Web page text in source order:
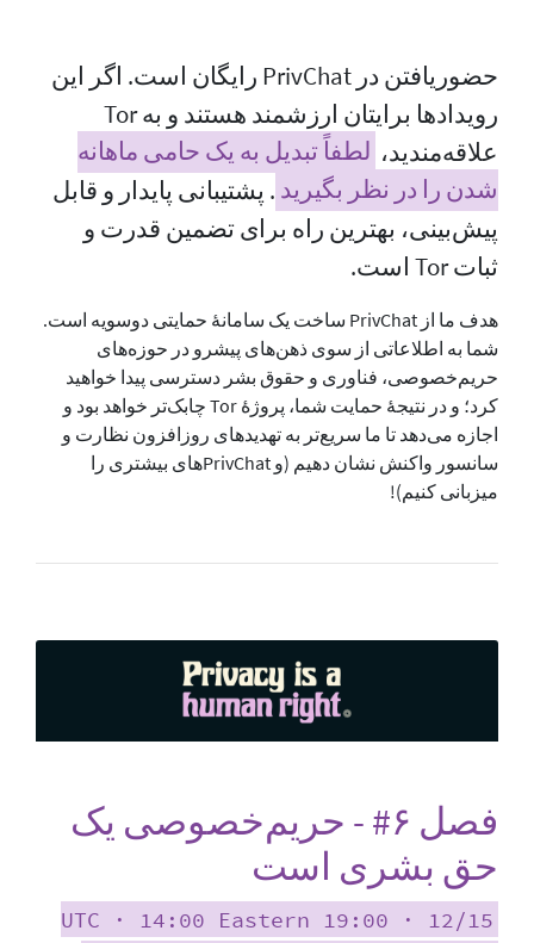
حضوریافتن در PrivChat رایگان است. اگر این
رویدادها برایتان ارزشمند هستند و به Tor
علاقه‌مندید، لطفاً تبدیل به یک حامی ماهانه
شدن را در نظر بگیرید . پشتیبانی پایدار و قابل
پیش‌بینی، بهترین راه برای تضمین قدرت و
ثبات Tor است.
هدف ما از PrivChat ساخت یک سامانهٔ حمایتی دوسویه است.
شما به اطلاعاتی از سوی ذهن‌های پیشرو در حوزه‌های
حریم‌خصوصی، فناوری و حقوق بشر دسترسی پیدا خواهید
کرد؛ و در نتیجهٔ حمایت شما، پروژهٔ Tor چابک‌تر خواهد بود و
اجازه می‌دهد تا ما سریع‌تر به تهدیدهای روزافزون نظارت و
سانسور واکنش نشان دهیم (و PrivChatهای بیشتری را
میزبانی کنیم)!
فصل ‎#۶ - حریم‌خصوصی یک
حق بشری است
12/15 ∙ 19:00 UTC ∙ 14:00 Eastern